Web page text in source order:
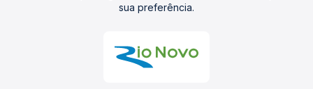
sua preferência.